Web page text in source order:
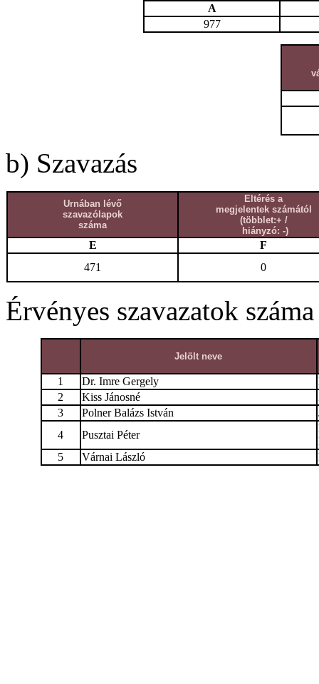
A
977
b) Szavazás
Urnában lévő
szavazólapok
száma
Eltérés a
megjelentek számától
(többlet:+ /
hiányzó: -)
E
F
471
0
Érvényes szavazatok száma
Jelölt neve
1 Dr. Imre Gergely
2
Kiss Jánosné
3
Polner Balázs István
4
Pusztai Péter
5
Várnai László